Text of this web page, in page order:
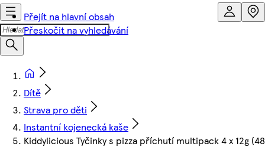
Přejít na hlavní obsah
Přeskočit na vyhledávání
Dítě
Strava pro děti
Instantní kojenecká kaše
Kiddylicious Tyčinky s pizza příchutí multipack 4 x 12g